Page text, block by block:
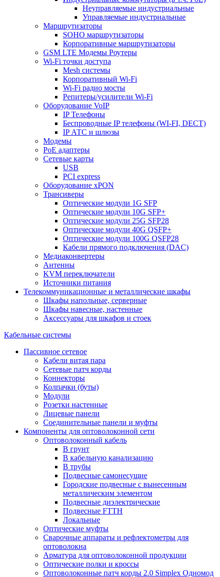
Неуправляемые индустриальные
Управляемые индустриальные
Маршрутизаторы
SOHO маршрутизаторы
Корпоративные маршрутизаторы
GSM LTE Модемы Роутеры
Wi-Fi точки доступа
Mesh системы
Корпоративный Wi-Fi
Wi-Fi радио мосты
Репитеры/усилители Wi-Fi
Оборудование VoIP
IP Телефоны
Беспроводные IP телефоны (WI-FI, DECT)
IP АТС и шлюзы
Модемы
PoE адаптеры
Сетевые карты
USB
PCI express
Оборудование xPON
Трансиверы
Оптические модули 1G SFP
Оптические модули 10G SFP+
Оптические модули 25G SFP28
Оптические модули 40G QSFP+
Оптические модули 100G QSFP28
Кабели прямого подключения (DAC)
Медиаконвертеры
Антенны
KVM переключатели
Источники питания
Телекоммуникационные и металлические шкафы
Шкафы напольные, серверные
Шкафы навесные, настенные
Аксессуары для шкафов и стоек
Кабельные системы
Пассивное сетевое
Кабели витая пара
Сетевые патч корды
Коннекторы
Колпачки (буты)
Модули
Розетки настенные
Лицевые панели
Соединительные панели и муфты
Компоненты для оптоволоконной сети
Оптоволоконный кабель
В грунт
В кабельную канализацию
В трубы
Подвесные самонесущие
Городские подвесные с вынесенным
металлическим элементом
Подвесные диэлектрические
Подвесные FTTH
Локальные
Оптические муфты
Сварочные аппараты и рефлектометры для
оптоволокна
Арматура для оптоволоконной продукции
Оптические полки и кроссы
Оптоволоконные патч корды 2.0 Simplex Одномод